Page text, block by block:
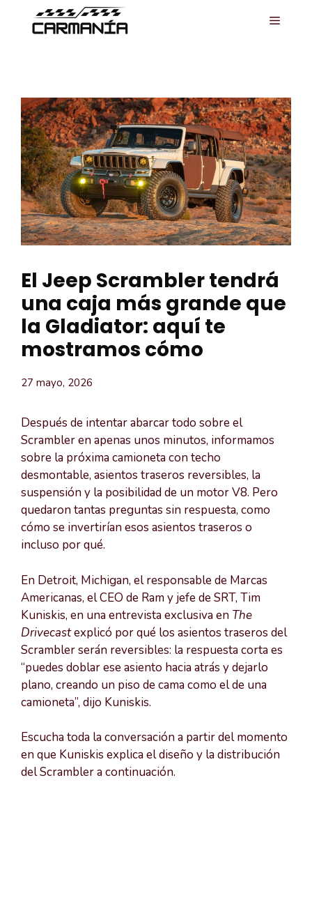
MENÚ
El Jeep Scrambler tendrá
una caja más grande que
la Gladiator: aquí te
mostramos cómo
27 mayo, 2026
Después de intentar abarcar todo sobre el
Scrambler en apenas unos minutos, informamos
sobre la próxima camioneta con techo
desmontable, asientos traseros reversibles, la
suspensión y la posibilidad de un motor V8. Pero
quedaron tantas preguntas sin respuesta, como
cómo se invertirían esos asientos traseros o
incluso por qué.
En Detroit, Michigan, el responsable de Marcas
Americanas, el CEO de Ram y jefe de SRT, Tim
Kuniskis, en una entrevista exclusiva en The
Drivecastexplicó por qué los asientos traseros del
Scrambler serán reversibles: la respuesta corta es
“puedes doblar ese asiento hacia atrás y dejarlo
plano, creando un piso de cama como el de una
camioneta”, dijo Kuniskis.
Escucha toda la conversación a partir del momento
en que Kuniskis explica el diseño y la distribución
del Scrambler a continuación.